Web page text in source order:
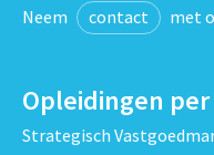
Neem contact met
Opleidingen
Strategisch